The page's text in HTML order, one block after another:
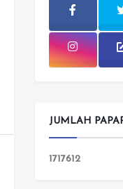
JUMLAH
1717612